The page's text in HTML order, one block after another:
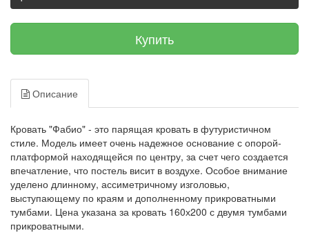
Купить
Описание
Кровать "Фабио" - это парящая кровать в футуристичном
стиле. Модель имеет очень надежное основание с опорой-
платформой находящейся по центру, за счет чего создается
впечатление, что постель висит в воздухе. Особое внимание
уделено длинному, ассиметричному изголовью,
выступающему по краям и дополненному прикроватными
тумбами. Цена указана за кровать 160х200 с двумя тумбами
прикроватными.